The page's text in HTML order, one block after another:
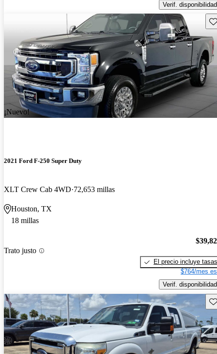
Verif. disponibilidad
¡Nuevo!
2021 Ford F-250 Super Duty
XLT Crew Cab 4WD 72,653 millas
Houston, TX
18 millas
Trato justo
El precio incluye tasas
$764/mes
Verif. disponibilidad